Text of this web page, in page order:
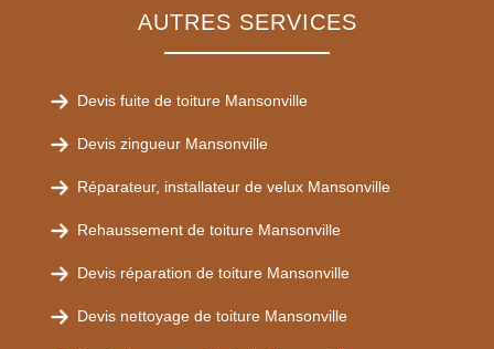
AUTRES SERVICES
Devis fuite de toiture Mansonville
Devis zingueur Mansonville
Réparateur, installateur de velux Mansonville
Rehaussement de toiture Mansonville
Devis réparation de toiture Mansonville
Devis nettoyage de toiture Mansonville